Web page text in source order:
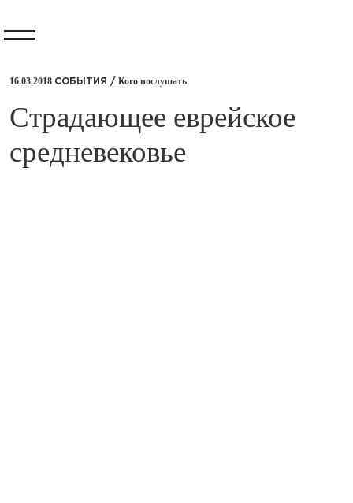
16.03.2018 СОБЫТИЯ / Кого послушать
Страдающее еврейское
средневековье